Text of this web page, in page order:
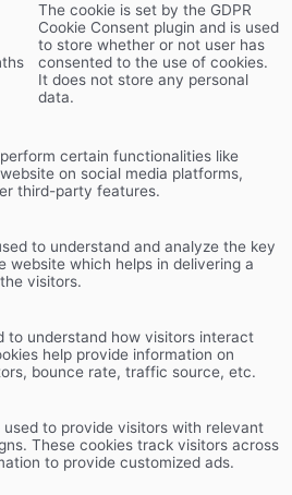
The cookie is set by the GDPR
Cookie Consent plugin and is used
to store whether or not user has
consented to the use of cookies.
It does not store any personal
data.
certain functionalities like
on social media platforms,
third-party features.
to understand and analyze the key
website which helps in delivering a
visitors.
to understand how visitors interact
help provide information on
bounce rate, traffic source, etc.
to provide visitors with relevant
These cookies track visitors across
to provide customized ads.